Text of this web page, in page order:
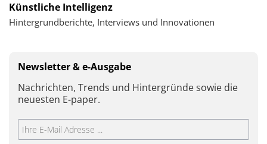
Künstliche Intelligenz
Hintergrundberichte, Interviews und Innovationen
Newsletter & e-Ausgabe
Nachrichten, Trends und Hintergründe sowie die
neuesten E-paper.